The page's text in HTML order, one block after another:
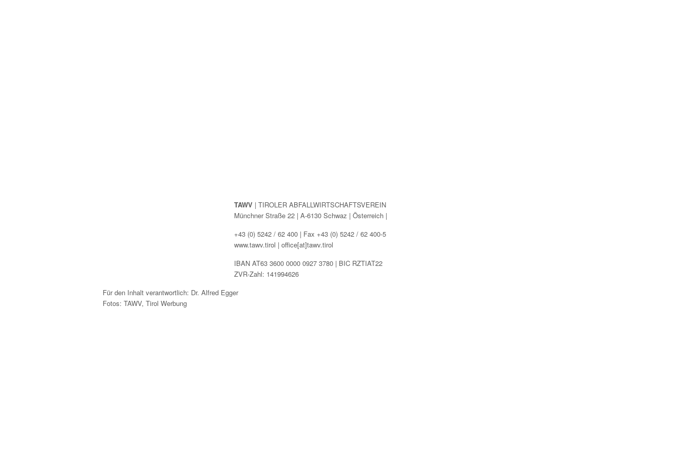
TAWV| TIROLER ABFALLWIRTSCHAFTSVEREIN
Münchner Straße 22 | A-6130 Schwaz | Österreich |
+43 (0) 5242 / 62 400 | Fax +43 (0) 5242 / 62 400-5
www.tawv.tirol | office[at]tawv.tirol
IBAN AT63 3600 0000 0927 3780 | BIC RZTIAT22
ZVR-Zahl: 141994626
Für den Inhalt verantwortlich: Dr. Alfred Egger
Fotos: TAWV, Tirol Werbung